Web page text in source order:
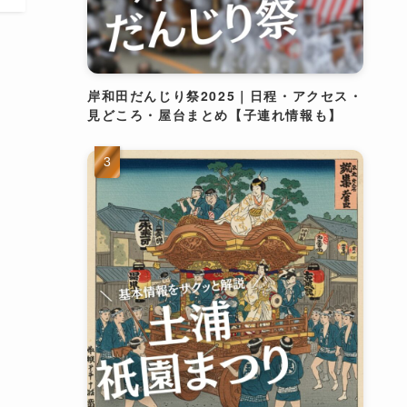
岸和田だんじり祭2025｜日程・アクセス・
見どころ・屋台まとめ【子連れ情報も】